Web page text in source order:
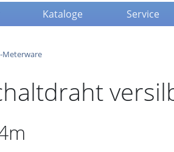
Kataloge Service
Meterware